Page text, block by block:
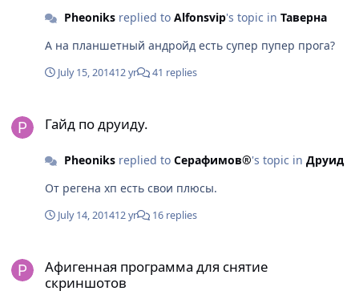
Pheoniksreplied to Alfonsvip's topic in Таверна
А на планшетный андройд есть супер пупер прога?
July 15, 201412 yr 41 replies
Гайд по друиду.
Pheoniksreplied to Серафимов®'s topic in Друид
От регена хп есть свои плюсы.
July 14, 201412 yr 16 replies
Афигенная программа для снятие
скриншотов